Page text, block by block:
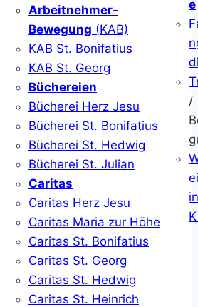
Arbeitnehmer-
Bewegung (KAB)
KAB St. Bonifatius
KAB St. Georg
Büchereien
Bücherei Herz Jesu
Bücherei St. Bonifatius
Bücherei St. Hedwig
Bücherei St. Julian
Caritas
Caritas Herz Jesu
Caritas Maria zur Höhe
Caritas St. Bonifatius
Caritas St. Georg
Caritas St. Hedwig
Caritas St. Heinrich
e
/